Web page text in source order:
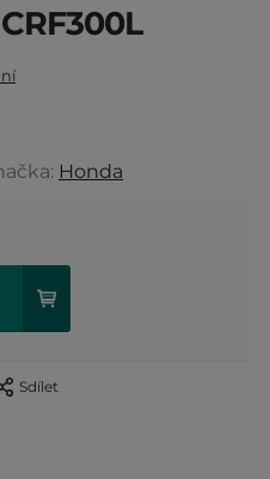
Honda
Sdílet